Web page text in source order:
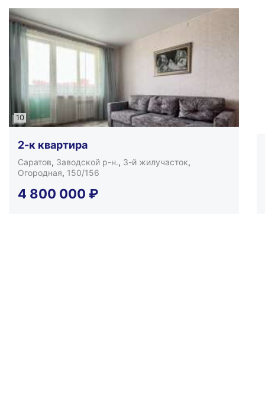
10
2-к квартира
Саратов, Заводской р-н., 3-й жилучасток,
Огородная, 150/156
4 800 000 ₽